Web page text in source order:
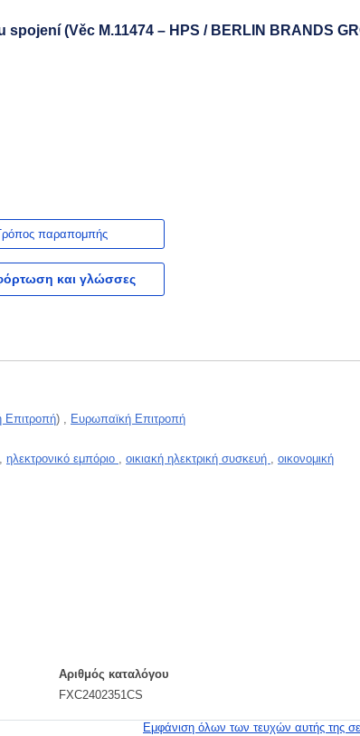
(Věc M.11474 – HPS / BERLIN BRANDS
παραπομπής
και γλώσσες
Επιτροπή) , Ευρωπαϊκή Επιτροπή
, ηλεκτρονικό εμπόριο , οικιακή ηλεκτρική συσκευή , οικονομική
Αριθμός καταλόγου
FXC2402351CS
Εμφάνιση όλων των τευχών αυτής της